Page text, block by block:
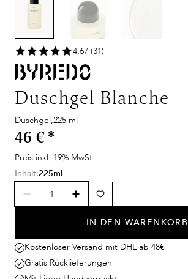
4,67 (31)
Duschgel Blanche
Duschgel,225 ml
46 € *
Preis inkl. 19% MwSt.
Inhalt:225ml
IN DEN WARENKORB
Kostenloser Versand mit DHL ab 48€
Gratis Rücklieferungen